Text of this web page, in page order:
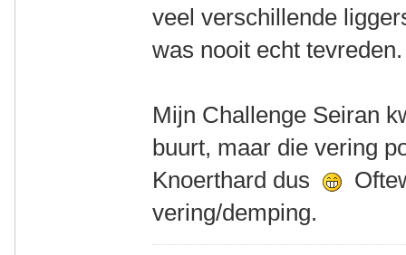
veel verschillende
was nooit echt
Mijn Challenge Seiran
buurt, maar die vering
Knoerthard dus
vering/demping.